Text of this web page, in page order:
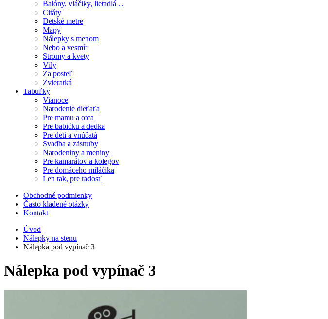
Balóny, vláčiky, lietadlá ...
Citáty
Detské metre
Mapy
Nálepky s menom
Nebo a vesmír
Stromy a kvety
Víly
Za posteľ
Zvieratká
Tabuľky
Vianoce
Narodenie dieťaťa
Pre mamu a otca
Pre babičku a dedka
Pre deti a vnúčatá
Svadba a zásnuby
Narodeniny a meniny
Pre kamarátov a kolegov
Pre domáceho miláčika
Len tak, pre radosť
Obchodné podmienky
Často kladené otázky
Kontakt
Úvod
Nálepky na stenu
Nálepka pod vypínač 3
Nálepka pod vypínač 3